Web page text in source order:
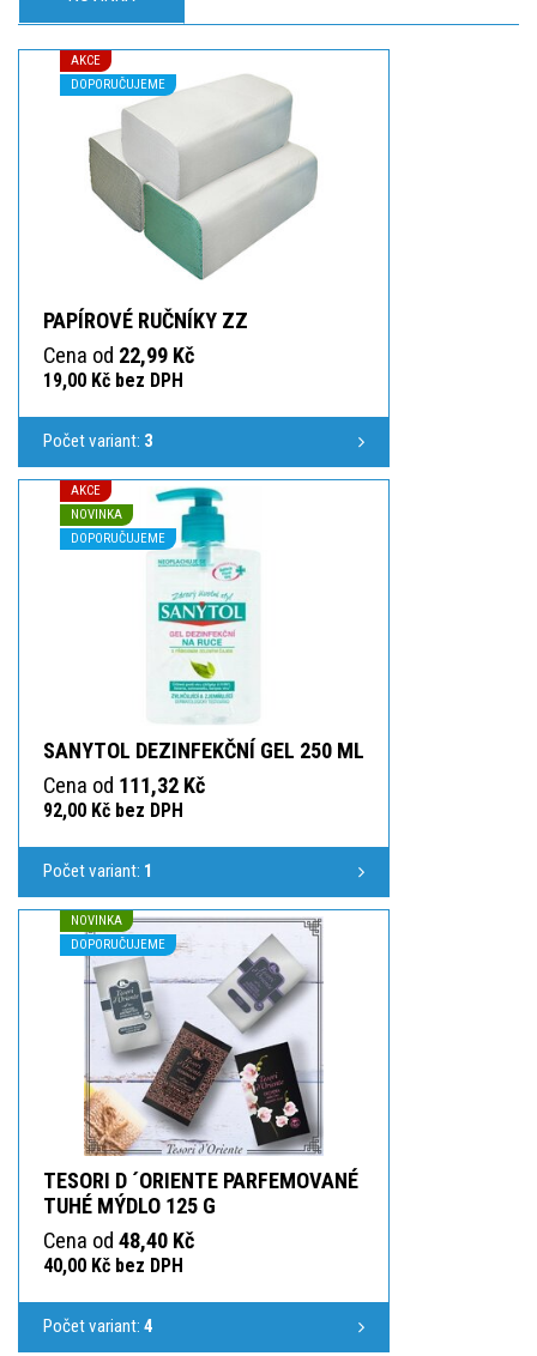
AKCE
DOPORUČUJEME
PAPÍROVÉ RUČNÍKY ZZ
Cena od 22,99 Kč
19,00 Kč bez DPH
Počet variant: 3
AKCE
NOVINKA
DOPORUČUJEME
SANYTOL DEZINFEKČNÍ GEL 250 ML
Cena od 111,32 Kč
92,00 Kč bez DPH
Počet variant: 1
NOVINKA
DOPORUČUJEME
TESORI D ´ORIENTE PARFEMOVANÉ
TUHÉ MÝDLO 125 G
Cena od 48,40 Kč
40,00 Kč bez DPH
Počet variant: 4